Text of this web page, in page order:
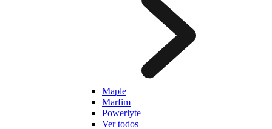
Maple
Marfim
Powerlyte
Ver todos